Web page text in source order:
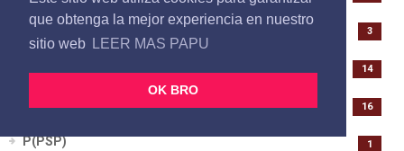
que obtenga la mejor experiencia en nuestro
sitio web LEER MAS PAPU
OK BRO
P(NINTENDO DS) 3
14
16
P(PSP) 1